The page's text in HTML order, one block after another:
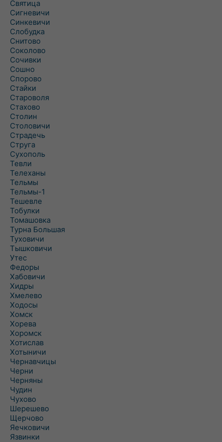
Святица
Сигневичи
Синкевичи
Слобудка
Снитово
Соколово
Сочивки
Сошно
Спорово
Стайки
Староволя
Стахово
Столин
Столовичи
Страдечь
Струга
Сухополь
Тевли
Телеханы
Тельмы
Тельмы-1
Тешевле
Тобулки
Томашовка
Турна Большая
Туховичи
Тышковичи
Утес
Федоры
Хабовичи
Хидры
Хмелево
Ходосы
Хомск
Хорева
Хоромск
Хотислав
Хотыничи
Чернавчицы
Черни
Черняны
Чудин
Чухово
Шерешево
Щерчово
Яечковичи
Язвинки